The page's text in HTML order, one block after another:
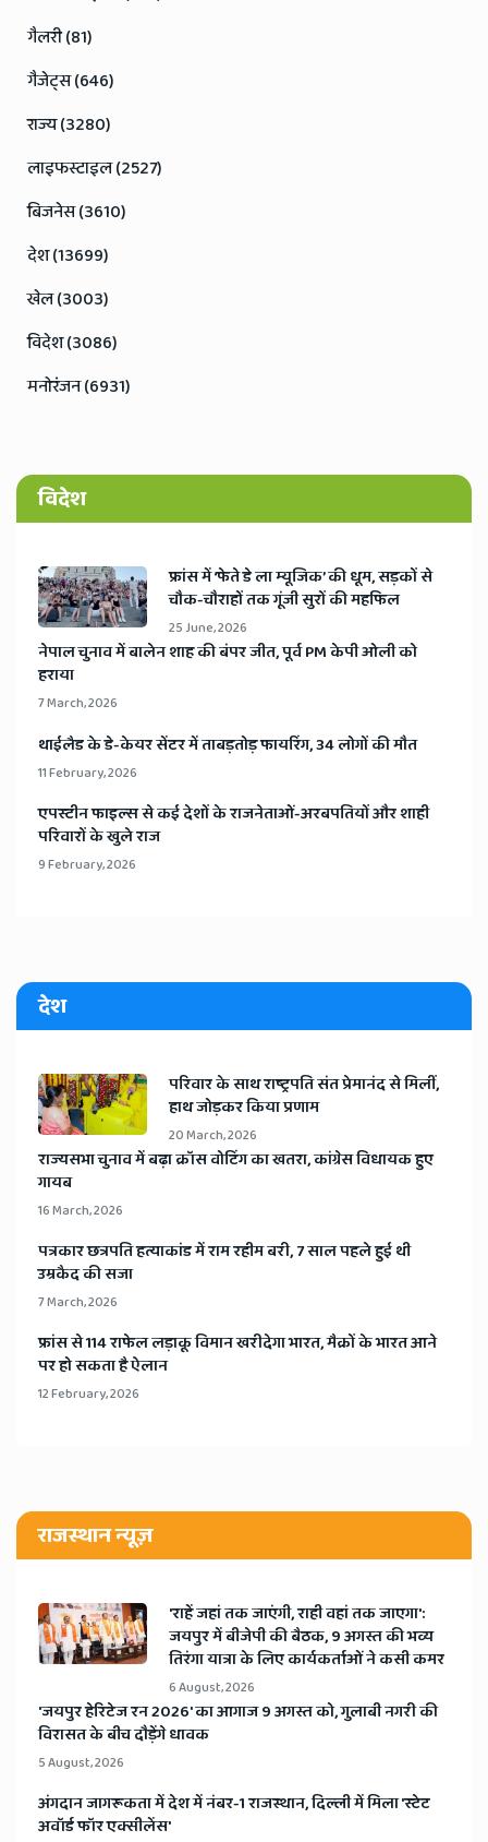
गैलरी (81)
गैजेट्स (646)
राज्य (3280)
लाइफस्टाइल (2527)
बिजनेस (3610)
देश (13699)
खेल (3003)
विदेश (3086)
मनोरंजन (6931)
विदेश
​फ्रांस में ‘फेते डे ला म्यूजिक’ की धूम, सड़कों से
चौक-चौराहों तक गूंजी सुरों की महफिल
25 June, 2026
​नेपाल चुनाव में बालेन शाह की बंपर जीत, पूर्व PM केपी ओली को
हराया
7 March, 2026
​थाईलैड के डे-केयर सेंटर में ताबड़तोड़ फायरिंग, 34 लोगों की मौत
11 February, 2026
​एपस्टीन फाइल्स से कई देशों के राजनेताओं-अरबपतियों और शाही
परिवारों के खुले राज
9 February, 2026
देश
​परिवार के साथ राष्ट्रपति संत प्रेमानंद से मिलीं,
हाथ जोड़कर किया प्रणाम
20 March, 2026
​राज्यसभा चुनाव में बढ़ा क्रॉस वोटिंग का खतरा, कांग्रेस विधायक हुए
गायब
16 March, 2026
​पत्रकार छत्रपति हत्याकांड में राम रहीम बरी, 7 साल पहले हुई थी
उम्रकैद की सजा
7 March, 2026
​फ्रांस से 114 राफेल लड़ाकू विमान खरीदेगा भारत, मैक्रों के भारत आने
पर हो सकता है ऐलान
12 February, 2026
राजस्थान न्यूज़
'राहें जहां तक जाएंगी, राही वहां तक जाएगा':
जयपुर में बीजेपी की बैठक, 9 अगस्त की भव्य
तिरंगा यात्रा के लिए कार्यकर्ताओं ने कसी कमर
6 August, 2026
​'जयपुर हेरिटेज रन 2026' का आगाज 9 अगस्त को, गुलाबी नगरी की
विरासत के बीच दौड़ेंगे धावक
5 August, 2026
अंगदान जागरूकता में देश में नंबर-1 राजस्थान, दिल्ली में मिला 'स्टेट
अवॉर्ड फॉर एक्सीलेंस'